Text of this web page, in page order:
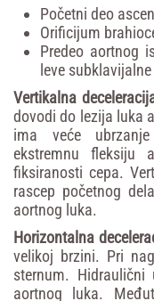
Početni deo
Orificijum
Predeo aortnog
leve
Vertikalna
dovodi do lezija luka
ima veće
ekstremnu
fiksiranosti cepa.
rascep početnog
aortnog luka.
Horizontalna
velikoj brzini. Pri
sternum.
aortnog luka.